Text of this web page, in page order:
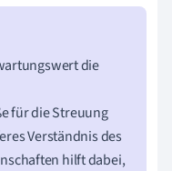
die
für die Streuung
Verständnis des
hilft dabei,